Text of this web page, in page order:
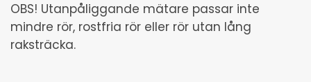
OBS! Utanpåliggande mätare passar inte
mindre rör, rostfria rör eller rör utan lång
raksträcka.